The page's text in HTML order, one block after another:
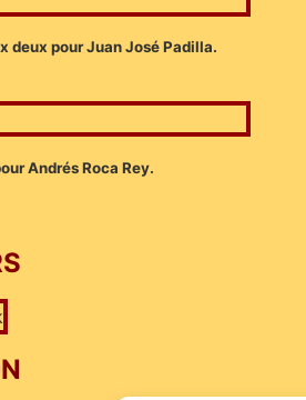
deux pour Juan José Padilla.
Andrés Roca Rey.